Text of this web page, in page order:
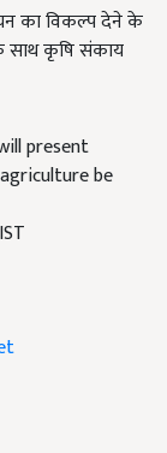
का विकल्प देने के
साथ कृषि संकाय
present
be